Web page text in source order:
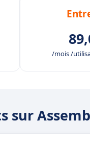
/mois /
sur